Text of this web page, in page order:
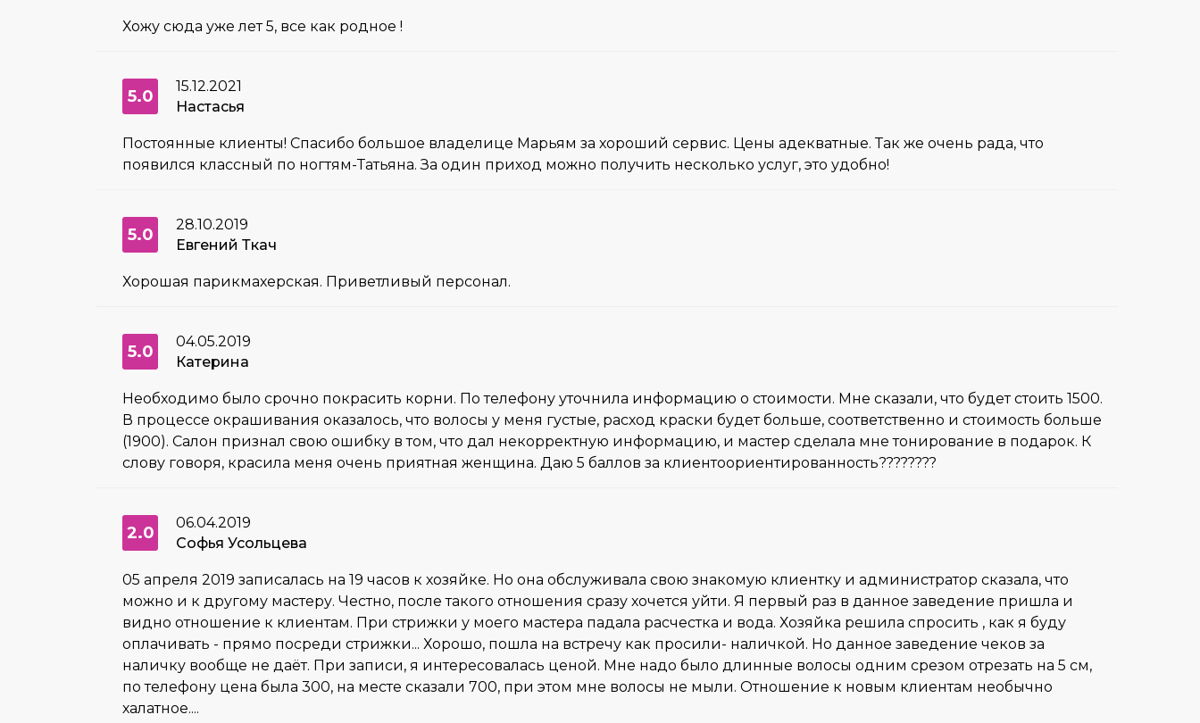
Хожу сюда уже лет 5, все как родное !
5.0
15.12.2021
Настасья
Постоянные клиенты! Спасибо большое владелице Марьям за хороший сервис. Цены адекватные. Так же очень рада, что
появился классный по ногтям-Татьяна. За один приход можно получить несколько услуг, это удобно!
5.0
28.10.2019
Евгений Ткач
Хорошая парикмахерская. Приветливый персонал.
5.0
04.05.2019
Катерина
Необходимо было срочно покрасить корни. По телефону уточнила информацию о стоимости. Мне сказали, что будет стоить 1500.
В процессе окрашивания оказалось, что волосы у меня густые, расход краски будет больше, соответственно и стоимость больше
(1900). Салон признал свою ошибку в том, что дал некорректную информацию, и мастер сделала мне тонирование в подарок. К
слову говоря, красила меня очень приятная женщина. Даю 5 баллов за клиентоориентированность????????
2.0
06.04.2019
Софья Усольцева
05 апреля 2019 записалась на 19 часов к хозяйке. Но она обслуживала свою знакомую клиентку и администратор сказала, что
можно и к другому мастеру. Честно, после такого отношения сразу хочется уйти. Я первый раз в данное заведение пришла и
видно отношение к клиентам. При стрижки у моего мастера падала расчестка и вода. Хозяйка решила спросить , как я буду
оплачивать - прямо посреди стрижки... Хорошо, пошла на встречу как просили- наличкой. Но данное заведение чеков за
наличку вообще не даёт. При записи, я интересовалась ценой. Мне надо было длинные волосы одним срезом отрезать на 5 см,
по телефону цена была 300, на месте сказали 700, при этом мне волосы не мыли. Отношение к новым клиентам необычно
халатное....